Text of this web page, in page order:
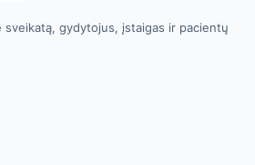
sveikatą, gydytojus, įstaigas ir pacientų